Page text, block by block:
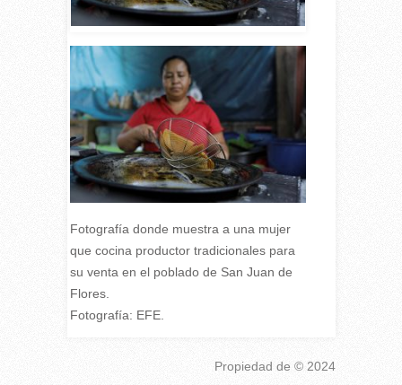
Fotografía donde muestra a una mujer
que cocina productor tradicionales para
su venta en el poblado de San Juan de
Flores.
Fotografía: EFE.
Propiedad de © 2024